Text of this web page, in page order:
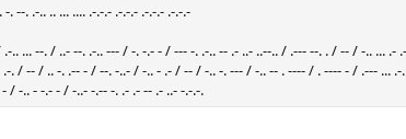
--. .-.. .. ... .... .-.-.- .-.-.- .-.-.- .-.-.-
... --. / ..- --. .-.. --- / -. -.- - / --- -. .-.. -- .- ..- ..--.. / .--- --. . / -- / -.. ...
/ -- / .. -. .-- - / --. -..- / -.. - .- / -- / -.. -. --- / -.. -- . ---- / . ---- - / .--- ...
/ -.. - -.- - / -..- -.-- -. .- .- -- .- ..- -.-.-.